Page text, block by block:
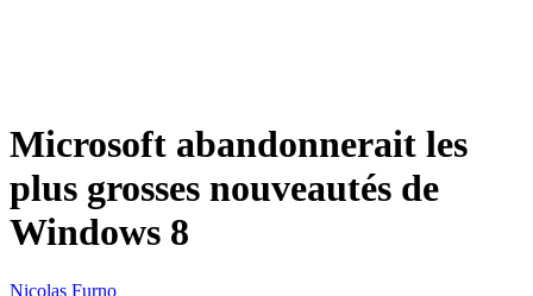
Microsoft abandonnerait les
plus grosses nouveautés de
Windows 8
Nicolas Furno